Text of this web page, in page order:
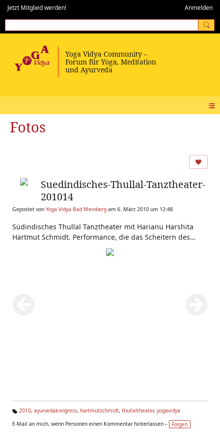
Jetzt Mitglied werden! Anmelden
Fotos
Suedindisches-Thullal-Tanztheater-
201014
Gepostet von Yoga Vidya Bad Meinberg am 6. März 2010 um 12:48
Südindisches Thullal Tanztheater mit Harianu Harshita
Hartmut Schmidt. Performance, die das Scheitern des
Helden Bhima zeigt. Aufnahmen aus dem Haus Yoga Vidya
www.yoga-vidya.de
g
2010, ayurvedakongress, hartmutschmidt, thullaltheater, yogavidya
E-Mail an mich, wenn Personen einen Kommentar hinterlassen –
Folgen